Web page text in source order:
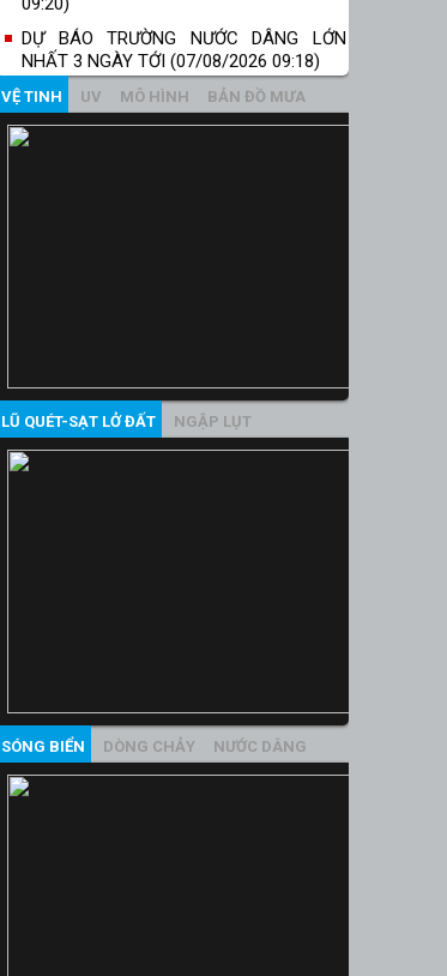
DỰ BÁO TRƯỜNG NƯỚC DÂNG LỚN
NHẤT 3 NGÀY TỚI (07/08/2026 09:18)
VỆ TINH UV MÔ HÌNH BẢN ĐỒ MƯA
LŨ QUÉT-SẠT LỞ ĐẤT NGẬP LỤT
SÓNG BIỂN DÒNG CHẢY NƯỚC DÂNG